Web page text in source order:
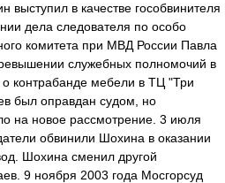
выступил в качестве гособвинителя
дела следователя по особо
комитета при МВД России Павла
служебных полномочий в
контрабанде мебели в ТЦ "Три
был оправдан судом, но
на новое рассмотрение. 3 июля
обвинили Шохина в оказании
Шохина сменил другой
9 ноября 2003 года Мосгорсуд